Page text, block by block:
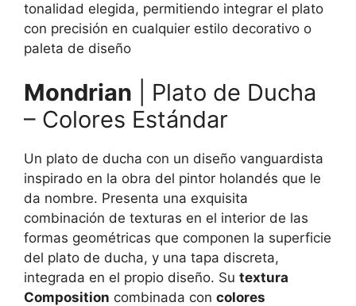
tonalidad elegida, permitiendo integrar el plato
con precisión en cualquier estilo decorativo o
paleta de diseño
Mondrian | Plato de Ducha
– Colores Estándar
Un plato de ducha con un diseño vanguardista
inspirado en la obra del pintor holandés que le
da nombre. Presenta una exquisita
combinación de texturas en el interior de las
formas geométricas que componen la superficie
del plato de ducha, y una tapa discreta,
integrada en el propio diseño. Su textura
Composition combinada con colores